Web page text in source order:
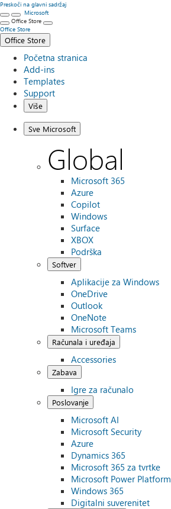
Preskoči na glavni sadržaj
Microsoft
Office Store
Office Store
Office Store
Početna stranica
Add-ins
Templates
Support
Više
Sve Microsoft
Global
Microsoft 365
Azure
Copilot
Windows
Surface
XBOX
Podrška
Softver
Aplikacije za Windows
OneDrive
Outlook
OneNote
Microsoft Teams
Računala i uređaja
Accessories
Zabava
Igre za računalo
Poslovanje
Microsoft AI
Microsoft Security
Azure
Dynamics 365
Microsoft 365 za tvrtke
Microsoft Power Platform
Windows 365
Digitalni suverenitet